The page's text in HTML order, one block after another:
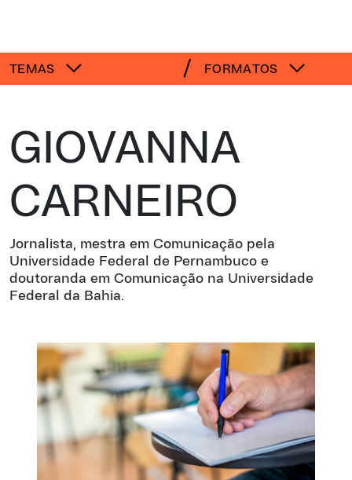
TEMAS FORMATOS
GIOVANNA
CARNEIRO
Jornalista, mestra em Comunicação pela
Universidade Federal de Pernambuco e
doutoranda em Comunicação na Universidade
Federal da Bahia.